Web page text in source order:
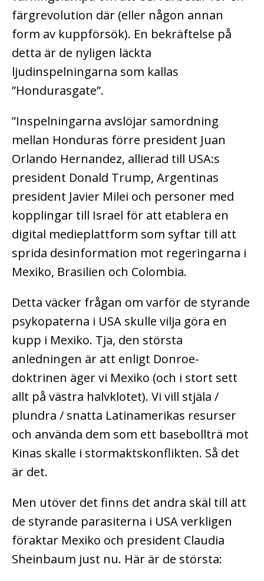
färgrevolution där (eller någon annan
form av kuppförsök). En bekräftelse på
detta är de nyligen läckta
ljudinspelningarna som kallas
”Hondurasgate”.
”Inspelningarna avslöjar samordning
mellan Honduras förre president Juan
Orlando Hernandez, allierad till USA:s
president Donald Trump, Argentinas
president Javier Milei och personer med
kopplingar till Israel för att etablera en
digital medieplattform som syftar till att
sprida desinformation mot regeringarna i
Mexiko, Brasilien och Colombia.
Detta väcker frågan om varför de styrande
psykopaterna i USA skulle vilja göra en
kupp i Mexiko. Tja, den största
anledningen är att enligt Donroe-
doktrinen äger vi Mexiko (och i stort sett
allt på västra halvklotet). Vi vill stjäla /
plundra / snatta Latinamerikas resurser
och använda dem som ett basebollträ mot
Kinas skalle i stormaktskonflikten. Så det
är det.
Men utöver det finns det andra skäl till att
de styrande parasiterna i USA verkligen
föraktar Mexiko och president Claudia
Sheinbaum just nu. Här är de största: